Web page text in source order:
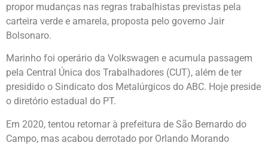
propor mudanças nas regras trabalhistas previstas pela
carteira verde e amarela, proposta pelo governo Jair
Bolsonaro.
Marinho foi operário da Volkswagen e acumula passagem
pela Central Única dos Trabalhadores (CUT), além de ter
presidido o Sindicato dos Metalúrgicos do ABC. Hoje preside
o diretório estadual do PT.
Em 2020, tentou retornar à prefeitura de São Bernardo do
Campo, mas acabou derrotado por Orlando Morando